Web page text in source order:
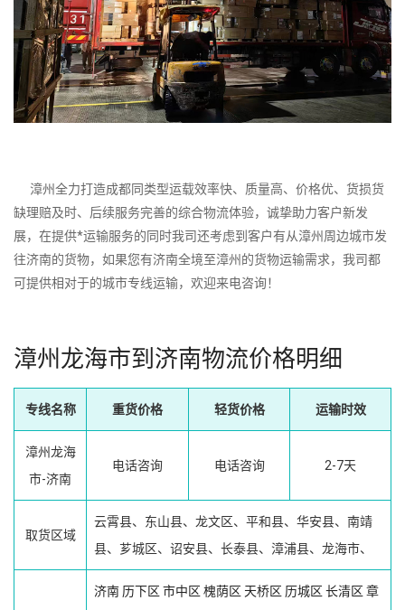
漳州全力打造成都同类型运载效率快、质量高、价格优、货损货
缺理赔及时、后续服务完善的综合物流体验，诚挚助力客户新发
展，在提供*运输服务的同时我司还考虑到客户有从漳州周边城市发
往济南的货物，如果您有济南全境至漳州的货物运输需求，我司都
可提供相对于的城市专线运输，欢迎来电咨询！
漳州龙海市到济南物流价格明细
专线名称 重货价格 轻货价格 运输时效
漳州龙海
市-济南
电话咨询 电话咨询 2-7天
取货区域
云霄县、东山县、龙文区、平和县、华安县、南靖
县、芗城区、诏安县、长泰县、漳浦县、龙海市、
济南 历下区 市中区 槐荫区 天桥区 历城区 长清区 章